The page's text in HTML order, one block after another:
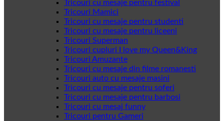
Tricouri cu mesaje pentru festival
Tricouri Mamici
Tricouri cu mesaje pentru studenti
Tricouri cu mesaje pentru liceeni
Tricouri Superman
Tricouri cupluri I love my Queen&King
Tricouri Amuzante
Tricouri cu mesaje din filme romanesti
Tricouri auto cu mesaje masini
Tricouri cu mesaje pentru soferi
Tricouri cu mesaje pentru barbosi
Tricouri cu mesaj funny
Tricouri pentru Gameri